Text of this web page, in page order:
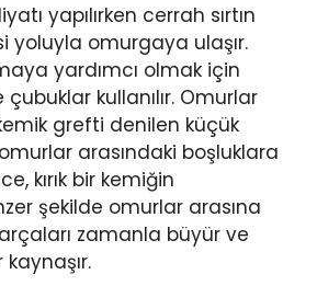
yapılırken cerrah sırtın
yoluyla omurgaya ulaşır.
yardımcı olmak için
kullanılır. Omurlar
grefti denilen küçük
arasındaki boşluklara
kırık bir kemiğin
şekilde omurlar arasına
zamanla büyür ve